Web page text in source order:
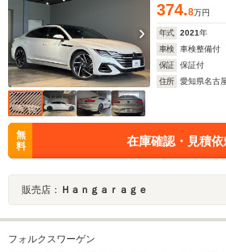
374.8万円
年式 2021年
車検
車検整備付
保証
保証付
住所
愛知県名古
無
料
在庫確認・見積依
販売店： Ｈａｎｇａｒａｇｅ
フォルクスワーゲン